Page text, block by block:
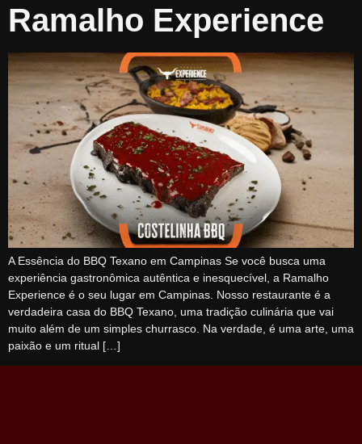
Ramalho Experience
A Essência do BBQ Texano em Campinas Se você busca uma
experiência gastronômica autêntica e inesquecível, a Ramalho
Experience é o seu lugar em Campinas. Nosso restaurante é a
verdadeira casa do BBQ Texano, uma tradição culinária que vai
muito além de um simples churrasco. Na verdade, é uma arte, uma
paixão e um ritual […]